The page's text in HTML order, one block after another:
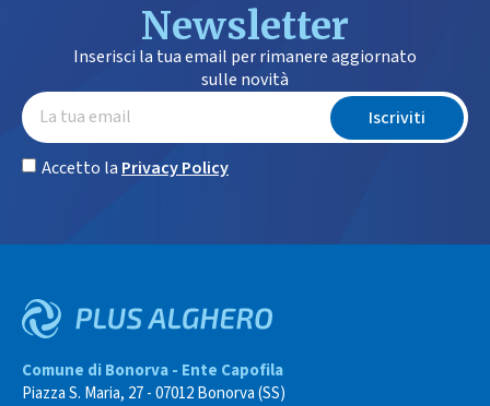
Newsletter
Inserisci la tua email per rimanere aggiornato
sulle novità
Accetto la Privacy Policy
Iscriviti
Comune di Bonorva - Ente Capofila
Piazza S. Maria, 27 - 07012 Bonorva (SS)